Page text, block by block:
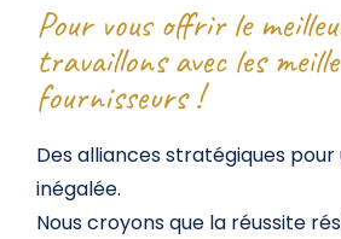
Pour vous offrir le
travaillons avec les
fournisseurs !
Des alliances stratégiques
inégalée.
Nous croyons que la réussite